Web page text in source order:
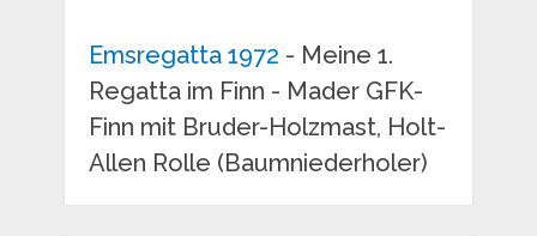
Emsregatta 1972 - Meine 1.
Regatta im Finn - Mader GFK-
Finn mit Bruder-Holzmast, Holt-
Allen Rolle (Baumniederholer)